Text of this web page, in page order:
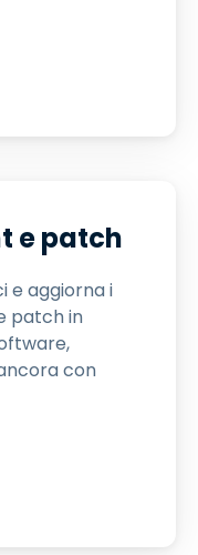
e patch
e aggiorna i
patch in
con